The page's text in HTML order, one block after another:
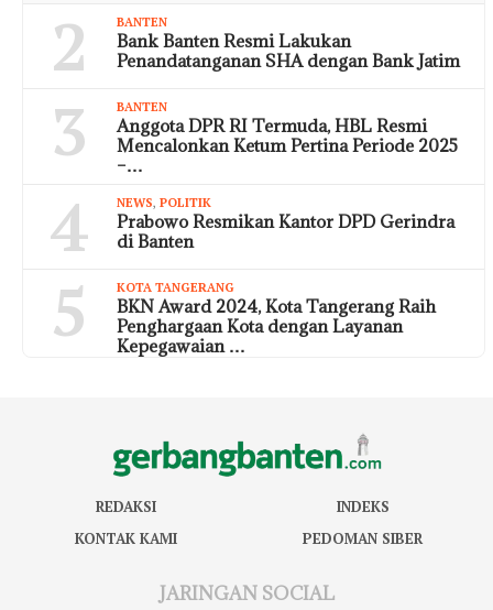
2 BANTEN
Bank Banten Resmi Lakukan
Penandatanganan SHA dengan Bank Jatim
3 BANTEN
Anggota DPR RI Termuda, HBL Resmi
Mencalonkan Ketum Pertina Periode 2025
–…
4 NEWS, POLITIK
Prabowo Resmikan Kantor DPD Gerindra
di Banten
5 KOTA TANGERANG
BKN Award 2024, Kota Tangerang Raih
Penghargaan Kota dengan Layanan
Kepegawaian …
REDAKSI
INDEKS
KONTAK KAMI
PEDOMAN SIBER
JARINGAN SOCIAL